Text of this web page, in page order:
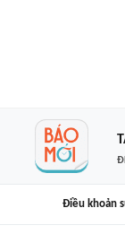
Điều khoản